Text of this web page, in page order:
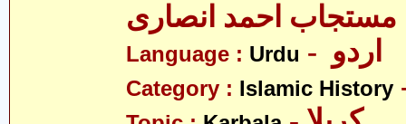
مستجاب احمد انصاری
Language : Urdu
Category : Islamic History